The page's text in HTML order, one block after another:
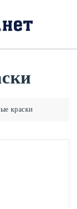
краски